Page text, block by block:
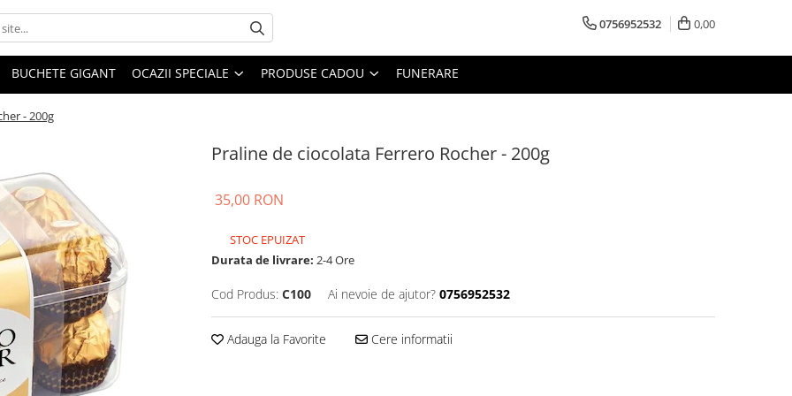
0756952532 0,00
BUCHETE GIGANT OCAZII SPECIALE PRODUSE CADOU FUNERARE
- 200g
Praline de ciocolata Ferrero Rocher - 200g
35,00 RON
STOC EPUIZAT
Durata de livrare: 2-4 Ore
Cod Produs: C100 Ai nevoie de ajutor? 0756952532
Adauga la Favorite Cere informatii